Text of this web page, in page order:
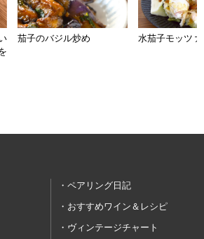
茄子のバジル炒め 水茄子モッツァ
ペアリング日記
おすすめワイン＆レシピ
ヴィンテージチャート